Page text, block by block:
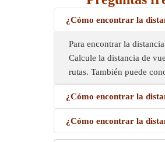
¿Cómo encontrar la
Para encontrar la
Calcule la distancia de
rutas. También puede
¿Cómo encontrar la
¿Cómo encontrar la